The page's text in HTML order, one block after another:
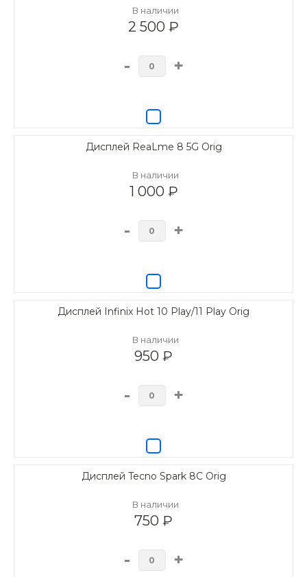
В наличии
2 500 ₽
- +
Дисплей ReaLme 8 5G Orig
В наличии
1 000 ₽
- +
Дисплей Infinix Hot 10 Play/11 Play Orig
В наличии
950 ₽
- +
Дисплей Tecno Spark 8C Orig
В наличии
750 ₽
- +